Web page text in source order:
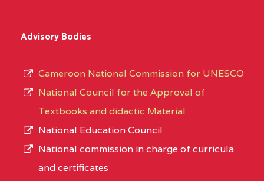
Advisory Bodies
Cameroon National Commission for UNESCO
National Council for the Approval of
Textbooks and didactic Material
National Education Council
National commission in charge of curricula
and certificates